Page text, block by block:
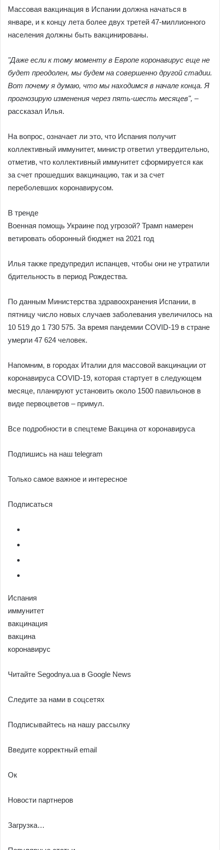
Массовая вакцинация в Испании должна начаться в
январе, и к концу лета более двух третей 47-миллионного
населения должны быть вакцинированы.
"Даже если к тому моменту в Европе коронавирус еще не
будет преодолен, мы будем на совершенно другой стадии.
Вот почему я думаю, что мы находимся в начале конца. Я
прогнозирую изменения через пять-шесть месяцев", –
рассказал Илья.
На вопрос, означает ли это, что Испания получит
коллективный иммунитет, министр ответил утвердительно,
отметив, что коллективный иммунитет сформируется как
за счет прошедших вакцинацию, так и за счет
переболевших коронавирусом.
В тренде
Военная помощь Украине под угрозой? Трамп намерен
ветировать оборонный бюджет на 2021 год
Илья также предупредил испанцев, чтобы они не утратили
бдительность в период Рождества.
По данным Министерства здравоохранения Испании, в
пятницу число новых случаев заболевания увеличилось на
10 519 до 1 730 575. За время пандемии COVID-19 в стране
умерли 47 624 человек.
Напомним, в городах Италии для массовой вакцинации от
коронавируса COVID-19, которая стартует в следующем
месяце, планируют установить около 1500 павильонов в
виде первоцветов – примул.
Все подробности в спецтеме Вакцина от коронавируса
Подпишись на наш telegram
Только самое важное и интересное
Подписаться
Испания
иммунитет
вакцинация
вакцина
коронавирус
Читайте Segodnya.ua в Google News
Следите за нами в соцсетях
Подписывайтесь на нашу рассылку
Введите корректный email
Ок
Новости партнеров
Загрузка…